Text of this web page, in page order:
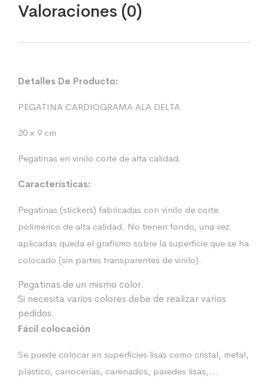
Valoraciones (0)
Detalles De Producto:
PEGATINA CARDIOGRAMA ALA DELTA
20 x 9 cm
Pegatinas en vinilo corte de alta calidad.
Características:
Pegatinas (stickers) fabricadas con vinilo de corte
polimérico de alta calidad. No tienen fondo, una vez
aplicadas queda el grafismo sobre la superficie que se ha
colocado (sin partes transparentes de vinilo).
Pegatinas de un mismo color.
Si necesita varios colores debe de realizar varios
pedidos.
Fácil colocación
Se puede colocar en superficies lisas como cristal, metal,
plástico, carrocerías, carenados, paredes lisas,…